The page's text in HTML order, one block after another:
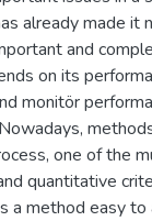
already made
and
on its
monitör
one of the
quantitative
a method easy